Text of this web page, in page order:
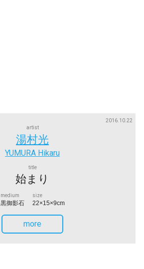
2016.10.22
artist
湯村光
YUMURA Hikaru
title
始まり
medium
黒御影石
size
22×15×9cm
more